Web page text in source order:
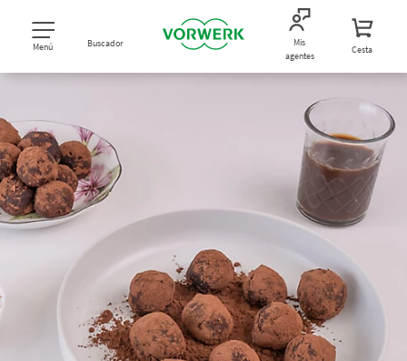
Menú Buscador
Mis
agentes
Cesta